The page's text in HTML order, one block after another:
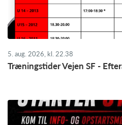
5. aug. 2026, kl. 22.38
Træningstider Vejen SF -